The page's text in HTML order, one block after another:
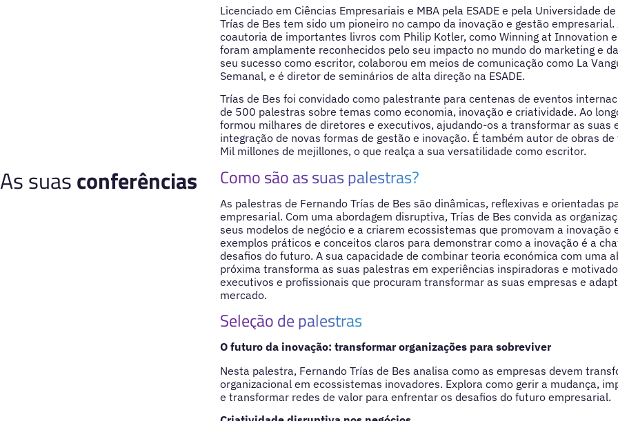
Licenciado em Ciências Empresariais e MBA pela ESADE e pela Universidade
Trías de Bes tem sido um pioneiro no campo da inovação e gestão
coautoria de importantes livros com Philip Kotler, como Winning at Innovation
foram amplamente reconhecidos pelo seu impacto no mundo do marketing e
seu sucesso como escritor, colaborou em meios de comunicação como La
Semanal, e é diretor de seminários de alta direção na ESADE.
Trías de Bes foi convidado como palestrante para centenas de eventos
de 500 palestras sobre temas como economia, inovação e criatividade. Ao
formou milhares de diretores e executivos, ajudando-os a transformar as suas
integração de novas formas de gestão e inovação. É também autor de obras
Mil millones de mejillones, o que realça a sua versatilidade como escritor.
As suasconferências Como são as suas palestras?
As palestras de Fernando Trías de Bes são dinâmicas, reflexivas e orientadas
empresarial. Com uma abordagem disruptiva, Trías de Bes convida as
seus modelos de negócio e a criarem ecossistemas que promovam a inovação
exemplos práticos e conceitos claros para demonstrar como a inovação é a
desafios do futuro. A sua capacidade de combinar teoria económica com uma
próxima transforma as suas palestras em experiências inspiradoras e
executivos e profissionais que procuram transformar as suas empresas e
mercado.
Seleção de palestras
O futuro da inovação: transformar organizações para sobreviver
Nesta palestra, Fernando Trías de Bes analisa como as empresas devem
organizacional em ecossistemas inovadores. Explora como gerir a mudança,
e transformar redes de valor para enfrentar os desafios do futuro empresarial.